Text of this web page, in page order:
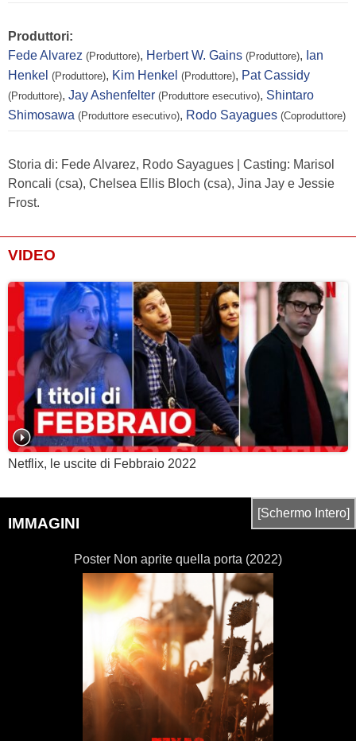
Produttori:
Fede Alvarez (Produttore), Herbert W. Gains (Produttore), Ian
Henkel (Produttore), Kim Henkel (Produttore), Pat Cassidy
(Produttore), Jay Ashenfelter (Produttore esecutivo), Shintaro
Shimosawa (Produttore esecutivo), Rodo Sayagues (Coproduttore)
Storia di: Fede Alvarez, Rodo Sayagues | Casting: Marisol
Roncali (csa), Chelsea Ellis Bloch (csa), Jina Jay e Jessie
Frost.
VIDEO
Netflix, le uscite di Febbraio 2022
IMMAGINI
[Schermo Intero]
Poster Non aprite quella porta (2022)